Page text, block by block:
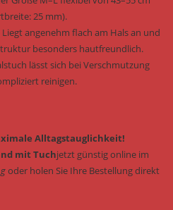
25 mm).
Liegt angenehm flach am Hals an und
besonders hautfreundlich.
lässt sich bei Verschmutzung
reinigen.
Alltagstauglichkeit!
mit Tuchjetzt günstig online im
oder holen Sie Ihre Bestellung direkt